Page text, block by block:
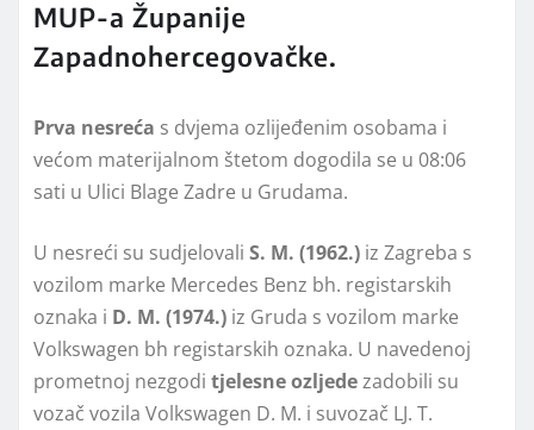
MUP-a Županije
Zapadnohercegovačke.
Prva nesreća s dvjema ozlijeđenim osobama i
većom materijalnom štetom dogodila se u 08:06
sati u Ulici Blage Zadre u Grudama.
U nesreći su sudjelovali S. M. (1962.) iz Zagreba s
vozilom marke Mercedes Benz bh. registarskih
oznaka i D. M. (1974.) iz Gruda s vozilom marke
Volkswagen bh registarskih oznaka. U navedenoj
prometnoj nezgodi tjelesne ozljedezadobili su
vozač vozila Volkswagen D. M. i suvozač LJ. T.